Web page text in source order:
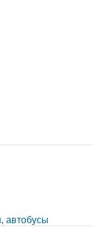
автобусы